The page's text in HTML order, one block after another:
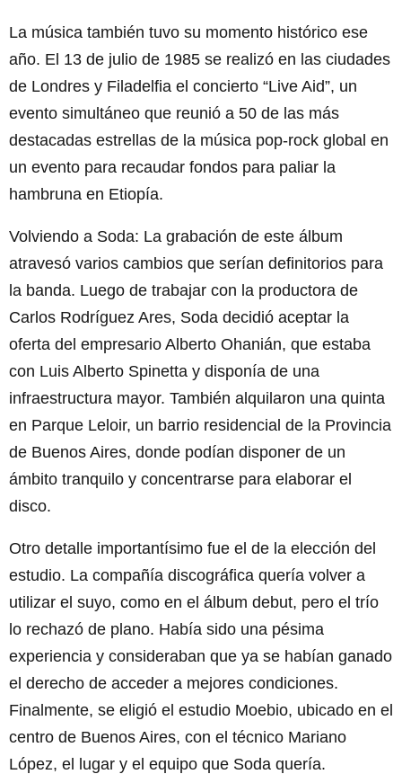
La música también tuvo su momento histórico ese
año. El 13 de julio de 1985 se realizó en las ciudades
de Londres y Filadelfia el concierto “Live Aid”, un
evento simultáneo que reunió a 50 de las más
destacadas estrellas de la música pop-rock global en
un evento para recaudar fondos para paliar la
hambruna en Etiopía.
Volviendo a Soda: La grabación de este álbum
atravesó varios cambios que serían definitorios para
la banda. Luego de trabajar con la productora de
Carlos Rodríguez Ares, Soda decidió aceptar la
oferta del empresario Alberto Ohanián, que estaba
con Luis Alberto Spinetta y disponía de una
infraestructura mayor. También alquilaron una quinta
en Parque Leloir, un barrio residencial de la Provincia
de Buenos Aires, donde podían disponer de un
ámbito tranquilo y concentrarse para elaborar el
disco.
Otro detalle importantísimo fue el de la elección del
estudio. La compañía discográfica quería volver a
utilizar el suyo, como en el álbum debut, pero el trío
lo rechazó de plano. Había sido una pésima
experiencia y consideraban que ya se habían ganado
el derecho de acceder a mejores condiciones.
Finalmente, se eligió el estudio Moebio, ubicado en el
centro de Buenos Aires, con el técnico Mariano
López, el lugar y el equipo que Soda quería.